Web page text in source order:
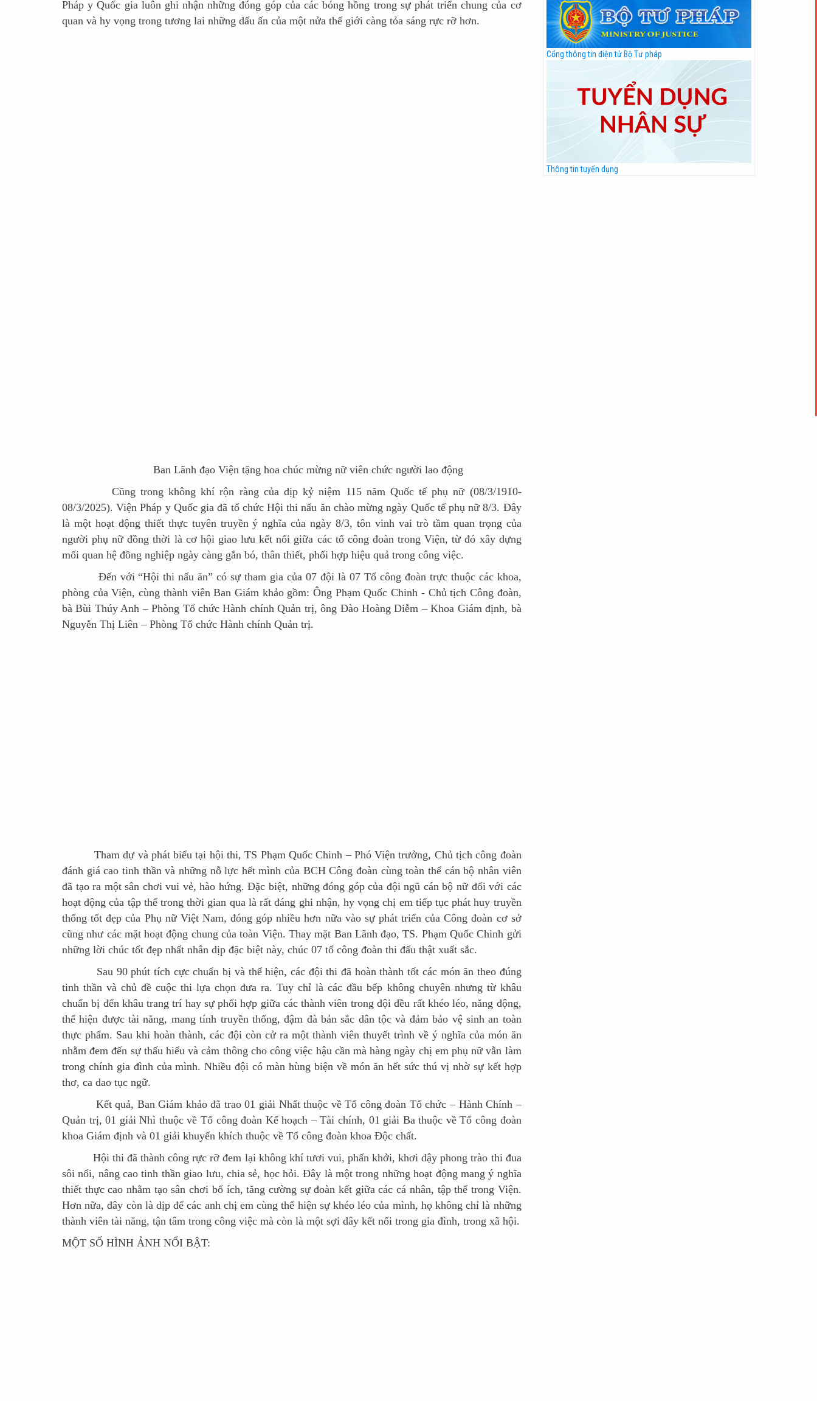
Pháp y Quốc gia luôn ghi nhận những đóng góp của các bóng hồng trong sự phát triển chung của cơ
quan và hy vọng trong tương lai những dấu ấn của một nửa thế giới càng tỏa sáng rực rỡ hơn.
Ban Lãnh đạo Viện tặng hoa chúc mừng nữ viên chức người lao động
Cũng trong không khí rộn ràng của dịp kỷ niệm 115 năm Quốc tế phụ nữ (08/3/1910-
08/3/2025). Viện Pháp y Quốc gia đã tổ chức Hội thi nấu ăn chào mừng ngày Quốc tế phụ nữ 8/3. Đây
là một hoạt động thiết thực tuyên truyền ý nghĩa của ngày 8/3, tôn vinh vai trò tầm quan trọng của
người phụ nữ đồng thời là cơ hội giao lưu kết nối giữa các tổ công đoàn trong Viện, từ đó xây dựng
mối quan hệ đồng nghiệp ngày càng gắn bó, thân thiết, phối hợp hiệu quả trong công việc.
Đến với “Hội thi nấu ăn” có sự tham gia của 07 đội là 07 Tổ công đoàn trực thuộc các khoa,
phòng của Viện, cùng thành viên Ban Giám khảo gồm: Ông Phạm Quốc Chinh - Chủ tịch Công đoàn,
bà Bùi Thúy Anh – Phòng Tổ chức Hành chính Quản trị, ông Đào Hoàng Diễm – Khoa Giám định, bà
Nguyễn Thị Liên – Phòng Tổ chức Hành chính Quản trị.
Tham dự và phát biểu tại hội thi, TS Phạm Quốc Chinh – Phó Viện trưởng, Chủ tịch công đoàn
đánh giá cao tinh thần và những nỗ lực hết mình của BCH Công đoàn cùng toàn thể cán bộ nhân viên
đã tạo ra một sân chơi vui vẻ, hào hứng. Đặc biệt, những đóng góp của đội ngũ cán bộ nữ đối với các
hoạt động của tập thể trong thời gian qua là rất đáng ghi nhận, hy vọng chị em tiếp tục phát huy truyền
thống tốt đẹp của Phụ nữ Việt Nam, đóng góp nhiều hơn nữa vào sự phát triển của Công đoàn cơ sở
cũng như các mặt hoạt động chung của toàn Viện. Thay mặt Ban Lãnh đạo, TS. Phạm Quốc Chinh gửi
những lời chúc tốt đẹp nhất nhân dịp đặc biệt này, chúc 07 tổ công đoàn thi đấu thật xuất sắc.
Sau 90 phút tích cực chuẩn bị và thể hiện, các đội thi đã hoàn thành tốt các món ăn theo đúng
tinh thần và chủ đề cuộc thi lựa chọn đưa ra. Tuy chỉ là các đầu bếp không chuyên nhưng từ khâu
chuẩn bị đến khâu trang trí hay sự phối hợp giữa các thành viên trong đội đều rất khéo léo, năng động,
thể hiện được tài năng, mang tính truyền thống, đậm đà bản sắc dân tộc và đảm bảo vệ sinh an toàn
thực phẩm. Sau khi hoàn thành, các đội còn cử ra một thành viên thuyết trình về ý nghĩa của món ăn
nhằm đem đến sự thấu hiểu và cảm thông cho công việc hậu cần mà hàng ngày chị em phụ nữ vẫn làm
trong chính gia đình của mình. Nhiều đội có màn hùng biện về món ăn hết sức thú vị nhờ sự kết hợp
thơ, ca dao tục ngữ.
Kết quả, Ban Giám khảo đã trao 01 giải Nhất thuộc về Tổ công đoàn Tổ chức – Hành Chính –
Quản trị, 01 giải Nhì thuộc về Tổ công đoàn Kế hoạch – Tài chính, 01 giải Ba thuộc về Tổ công đoàn
khoa Giám định và 01 giải khuyến khích thuộc về Tổ công đoàn khoa Độc chất.
Hội thi đã thành công rực rỡ đem lại không khí tươi vui, phấn khởi, khơi dậy phong trào thi đua
sôi nổi, nâng cao tinh thần giao lưu, chia sẻ, học hỏi. Đây là một trong những hoạt động mang ý nghĩa
thiết thực cao nhằm tạo sân chơi bổ ích, tăng cường sự đoàn kết giữa các cá nhân, tập thể trong Viện.
Hơn nữa, đây còn là dịp để các anh chị em cùng thể hiện sự khéo léo của mình, họ không chỉ là những
thành viên tài năng, tận tâm trong công việc mà còn là một sợi dây kết nối trong gia đình, trong xã hội.
MỘT SỐ HÌNH ẢNH NỔI BẬT:
Cổng thông tin điện tử Bộ Tư pháp
Thông tin tuyển dụng